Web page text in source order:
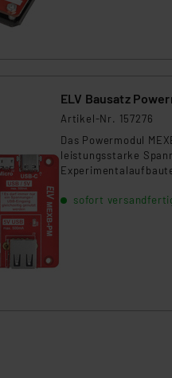
ELV Bausatz
Artikel-Nr. 157276
Das Powermodul
leistungsstarke
sofort